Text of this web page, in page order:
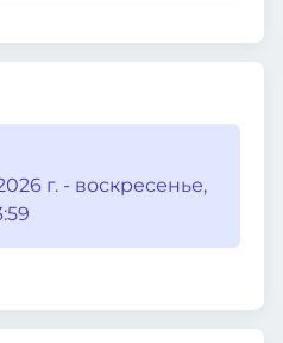
г. - воскресенье,